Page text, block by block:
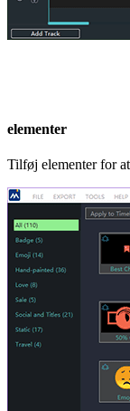
elementer
Tilføj elementer for